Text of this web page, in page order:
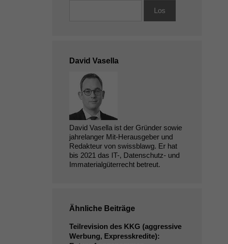
David Vasella
David Vasella ist der Gründer sowie
jahrelanger Mit-Herausgeber und
Redakteur von swissblawg. Er hat
bis 2021 das IT-, Datenschutz- und
Immaterialgüterrecht betreut.
Ähnliche Beiträge
Teilrevision des KKG (aggressive
Werbung, Expresskredite):